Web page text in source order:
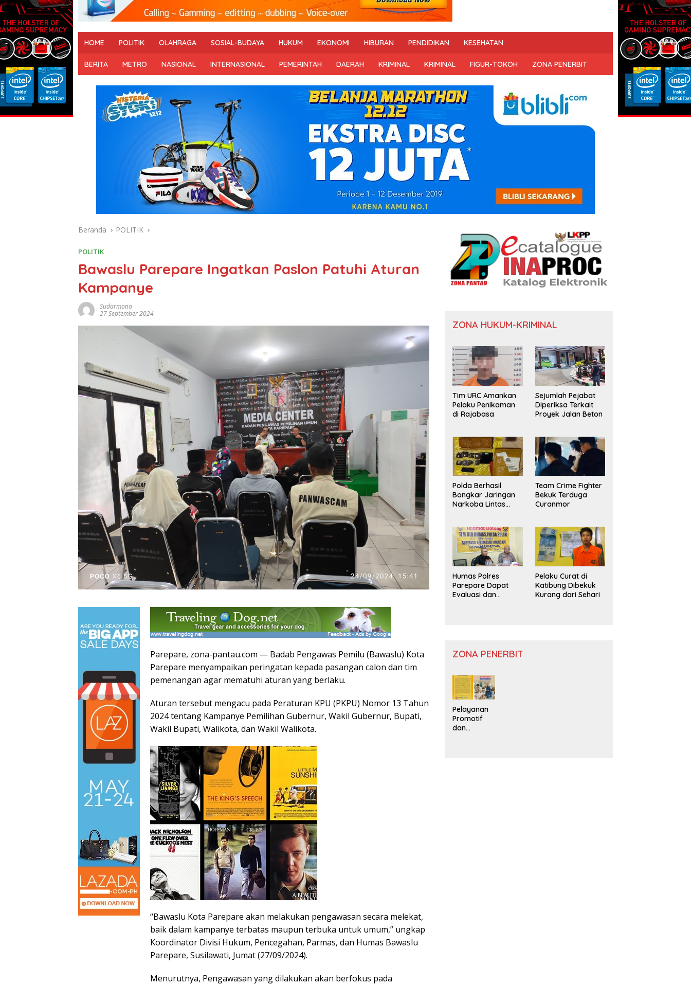
HOME POLITIK OLAHRAGA SOSIAL-BUDAYA HUKUM EKONOMI HIBURAN PENDIDIKAN KESEHATAN
BERITA METRO NASIONAL INTERNASIONAL PEMERINTAH DAERAH KRIMINAL KRIMINAL FIGUR-TOKOH ZONA PENERBIT
Beranda POLITIK
POLITIK
Bawaslu Parepare Ingatkan Paslon Patuhi Aturan
Kampanye
Sudarmono
27 September 2024
Parepare, zona-pantau.com — Badab Pengawas Pemilu (Bawaslu) Kota
Parepare menyampaikan peringatan kepada pasangan calon dan tim
pemenangan agar mematuhi aturan yang berlaku.
Aturan tersebut mengacu pada Peraturan KPU (PKPU) Nomor 13 Tahun
2024 tentang Kampanye Pemilihan Gubernur, Wakil Gubernur, Bupati,
Wakil Bupati, Walikota, dan Wakil Walikota.
“Bawaslu Kota Parepare akan melakukan pengawasan secara melekat,
baik dalam kampanye terbatas maupun terbuka untuk umum,” ungkap
Koordinator Divisi Hukum, Pencegahan, Parmas, dan Humas Bawaslu
Parepare, Susilawati, Jumat (27/09/2024).
Menurutnya, Pengawasan yang dilakukan akan berfokus pada
ZONA HUKUM-KRIMINAL
Tim URC Amankan
Pelaku Penikaman
di Rajabasa
Sejumlah Pejabat
Diperiksa Terkait
Proyek Jalan Beton
Polda Berhasil
Bongkar Jaringan
Narkoba Lintas
Team Crime Fighter
Bekuk Terduga
Curanmor
Humas Polres
Parepare Dapat
Evaluasi dan
Pelaku Curat di
Katibung Dibekuk
Kurang dari Sehari
ZONA PENERBIT
Pelayanan
Promotif
dan